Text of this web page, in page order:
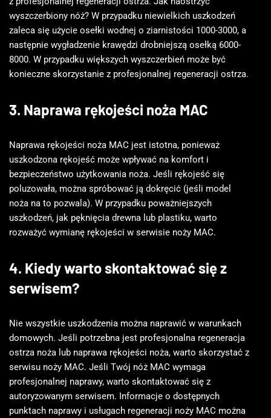
wyszczerbiony nóż? W przypadku niewielkich uszkodzeń
zaleca się użycie osełki wodnej o ziarnistości 1000-3000, a
następnie wygładzenie krawędzi drobniejszą osełką 6000-
8000. W przypadku większych wyszczerbień może być
konieczne skorzystanie z profesjonalnej regeneracji ostrza.
3. Naprawa rękojeści noża MAC
Naprawa rękojeści noża MAC jest istotna, ponieważ
uszkodzona rękojeść może wpływać na komfort i
bezpieczeństwo użytkowania noża. Jeśli rękojeść się
poluzowała, można spróbować ją dokręcić (jeśli model
noża na to pozwala). W przypadku poważniejszych
uszkodzeń, jak pęknięcia drewna lub plastiku, warto
rozważyć wymianę rękojeści w serwisie noży MAC.
4. Kiedy warto skontaktować się z
serwisem?
Nie wszystkie uszkodzenia można naprawić w warunkach
domowych. Jeśli potrzebna jest profesjonalna regeneracja
ostrza noża lub naprawa rękojeści noża, warto skorzystać z
serwisu noży MAC. Jeśli Twój nóż MAC wymaga
profesjonalnej naprawy, warto skontaktować się z
autoryzowanym serwisem. Informacje o dostępnych
punktach naprawy i usługach regeneracji noży MAC można